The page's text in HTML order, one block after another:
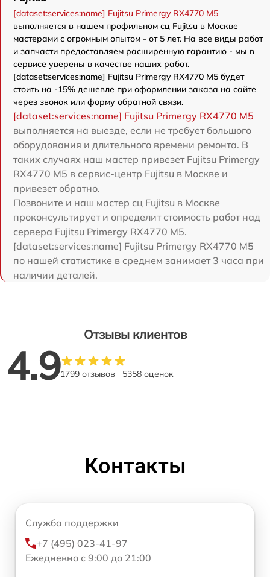
[dataset:services:name] Fujitsu Primergy RX4770 M5
выполняется в нашем профильном сц Fujitsu в Москве
мастерами с огромным опытом - от 5 лет. На все виды работ
и запчасти предоставляем расширенную гарантию - мы в
сервисе уверены в качестве наших работ.
[dataset:services:name] Fujitsu Primergy RX4770 M5 будет
стоить на -15% дешевле при оформлении заказа на сайте
через звонок или форму обратной связи.
[dataset:services:name] Fujitsu Primergy RX4770 M5
выполняется на выезде, если не требует большого
оборудования и длительного времени ремонта. В
таких случаях наш мастер привезет Fujitsu Primergy
RX4770 M5 в сервис-центр Fujitsu в Москве и
привезет обратно.
Позвоните и наш мастер сц Fujitsu в Москве
проконсультирует и определит стоимость работ над
сервера Fujitsu Primergy RX4770 M5.
[dataset:services:name] Fujitsu Primergy RX4770 M5
по нашей статистике в среднем занимает 3 часа при
наличии деталей.
Отзывы клиентов
4.91799 отзывов 5358 оценок
Контакты
Служба поддержки
+7 (495) 023-41-97
Ежедневно с 9:00 до 21:00